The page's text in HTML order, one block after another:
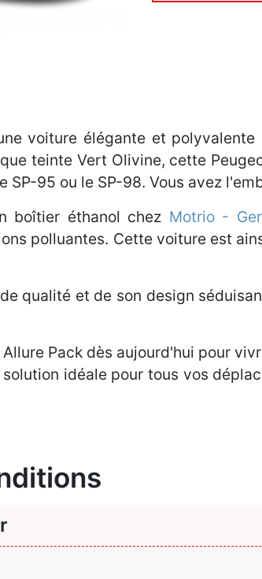
voiture élégante et
teinte Vert Olivine, cette
95 ou le SP-98. Vous avez
boîtier éthanol chez Motrio -
polluantes. Cette voiture est
qualité et de son design
Pack dès aujourd'hui pour
idéale pour tous vos